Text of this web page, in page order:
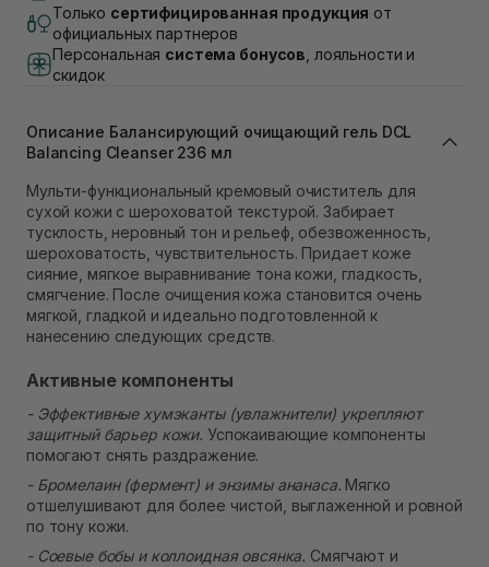
Самовывоз г. Львов, ул. Академика Подстригача,
1В (Duck's Lake)
Нет в наличии!
Самовывоз Львов (Ивана Франко 36)
Самовывоз г. Львов ул. Степана Бандеры 43
В наличии
В наличии
Самовывоз г. Ровно, ул. Кулика и Гудачека 23 (ТЦ
Экватор)
Нет в наличии!
Только сертифицированная продукция от
официальных партнеров
Персональная система бонусов , лояльности и
скидок
Описание Балансирующий очищающий гель DCL
Balancing Cleanser 236 мл
Мульти-функциональный кремовый очиститель для
сухой кожи с шероховатой текстурой. Забирает
тусклость, неровный тон и рельеф, обезвоженность,
шероховатость, чувствительность. Придает коже
сияние, мягкое выравнивание тона кожи, гладкость,
смягчение. После очищения кожа становится очень
мягкой, гладкой и идеально подготовленной к
нанесению следующих средств.
Активные компоненты
- Эффективные хумэканты (увлажнители) укрепляют
защитный барьер кожи. Успокаивающие компоненты
помогают снять раздражение.
- Бромелаин (фермент) и энзимы ананаса. Мягко
отшелушивают для более чистой, выглаженной и ровной
по тону кожи.
- Соевые бобы и коллоидная овсянка. Смягчают и